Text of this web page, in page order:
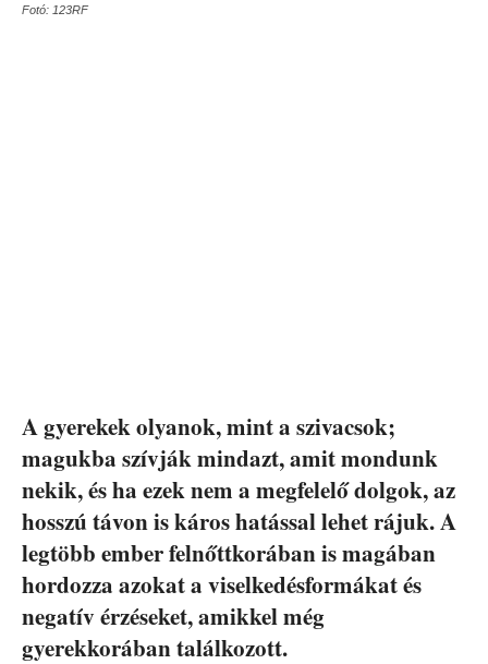
Fotó: 123RF
A gyerekek olyanok, mint a szivacsok;
magukba szívják mindazt, amit mondunk
nekik, és ha ezek nem a megfelelő dolgok, az
hosszú távon is káros hatással lehet rájuk. A
legtöbb ember felnőttkorában is magában
hordozza azokat a viselkedésformákat és
negatív érzéseket, amikkel még
gyerekkorában találkozott.